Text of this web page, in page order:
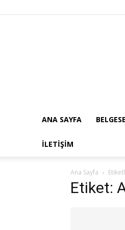
ANA SAYFA
İLETIŞIM
Ana Sayfa
Etiket: